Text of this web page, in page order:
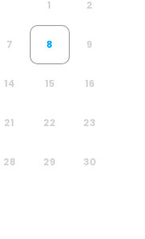
1 2
7 8 9
14 15 16
21 22 23
28 29 30